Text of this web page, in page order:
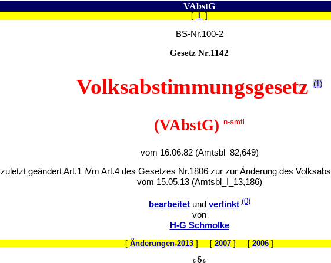
VAbstG
[ ]
BS-Nr.100-2
Gesetz Nr.1142
Volksabstimmungsgesetz (1)
(VAbstG) n-amtl
vom 16.06.82 (Amtsbl_82,649)
zuletzt geändert Art.1 iVm Art.4 des Gesetzes Nr.1806 zur zur Änderung des
vom 15.05.13 (Amtsbl_I_13,186)
bearbeitetund verlinkt (0)
von
H-G Schmolke
[ Änderungen-2013 ] [ 2007 ] [ 2006 ]